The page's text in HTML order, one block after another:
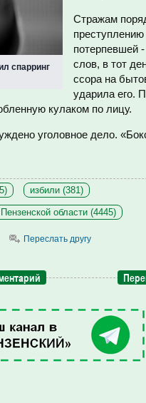
спарринг
Стражам
потерпевшей
слов, в тот
ссора на
ударила его.
кулаком по лицу.
уголовное дело.
избили (381)
области (4445)
Переслать другу